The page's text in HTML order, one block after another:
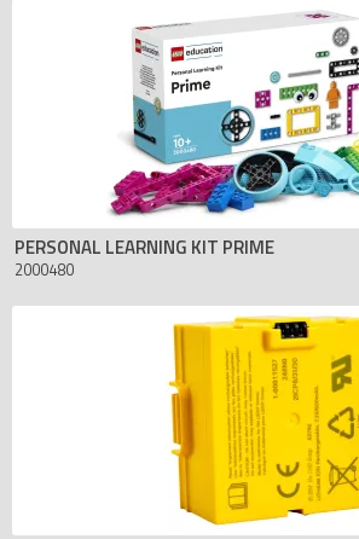
PERSONAL LEARNING KIT PRIME
2000480